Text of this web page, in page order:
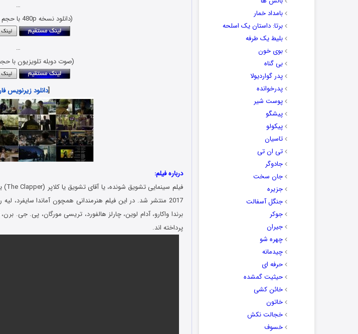
بامداد خمار
برتا: داستان یک اسلحه
بلیط یک‌‌ طرفه
بوی خون
بی گناه
پدر گواردیولا
پدرخوانده
پوست شیر
پیشگو
پیکولو
تاسیان
تی ان تی
جادوگر
جان سخت
جزیره
جنگل آسفالت
جوکر
جیران
چهره شو
چیدمانه
حرفه ای
حیثیت گمشده
خائن کشی
خاتون
خجالت نکش
خسوف
…
(دانلود نسخه 480p با حجم 483 مگابایت)
…
(صوت دوبله تلویزیون با حجم 81
[دانلود زیرنویس
درباره فیلم:
فیلم سینمایی تشویق شونده، یا آقای تشویق یا کلاپر (The Clapper) یک فیلم
2017 منتشر شد. در این فیلم هنرمندانی همچون آماندا سایفرد،
برندا واکارو، آدام لوین، چارلز هالفورد، تریسی مورگان، پی. جی.
پرداخته اند.